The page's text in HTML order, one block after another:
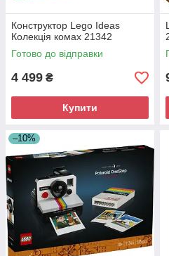
Конструктор Lego Ideas
Колекція комах 21342
Готово до відправки
4 499 ₴
Купити
–10%